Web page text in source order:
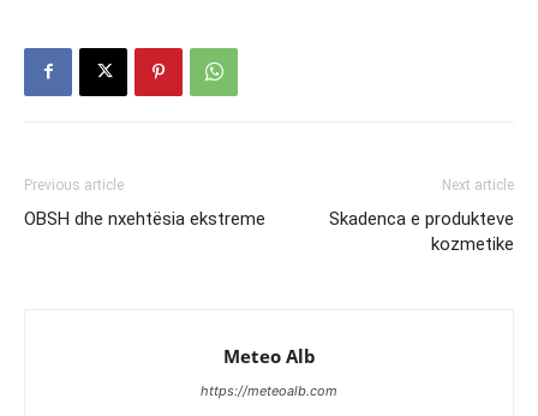
Previous article
OBSH dhe nxehtësia ekstreme
Next article
Skadenca e produkteve
kozmetike
Meteo Alb
https://meteoalb.com